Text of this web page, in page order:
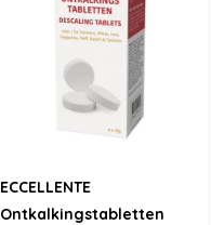
ECCELLENTE
Ontkalkingstabletten